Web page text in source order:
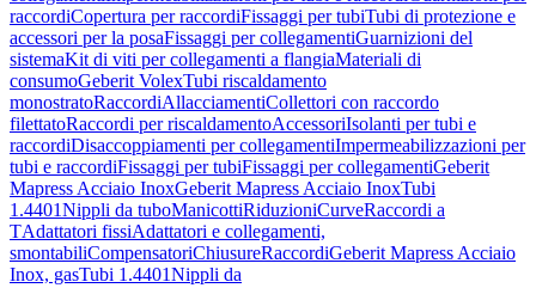
raccordiCopertura per raccordiFissaggi per tubiTubi di protezione e
accessori per la posaFissaggi per collegamentiGuarnizioni del
sistemaKit di viti per collegamenti a flangiaMateriali di
consumoGeberit VolexTubi riscaldamento
monostratoRaccordiAllacciamentiCollettori con raccordo
filettatoRaccordi per riscaldamentoAccessoriIsolanti per tubi e
raccordiDisaccoppiamenti per collegamentiImpermeabilizzazioni per
tubi e raccordiFissaggi per tubiFissaggi per collegamentiGeberit
Mapress Acciaio InoxGeberit Mapress Acciaio InoxTubi
1.4401Nippli da tuboManicottiRiduzioniCurveRaccordi a
TAdattatori fissiAdattatori e collegamenti,
smontabiliCompensatoriChiusureRaccordiGeberit Mapress Acciaio
Inox, gasTubi 1.4401Nippli da